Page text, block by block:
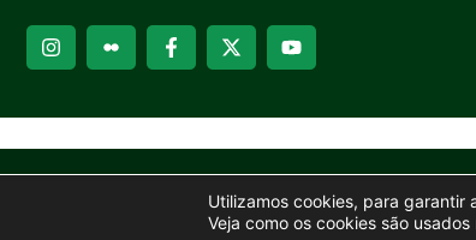
Utilizamos cookies, para garantir
Veja como os cookies são